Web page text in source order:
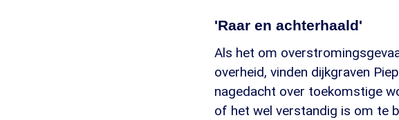
'Raar en achterhaald'
Als het om
overheid, vinden dijkgraven
nagedacht over toekomstige
of het wel verstandig is om te